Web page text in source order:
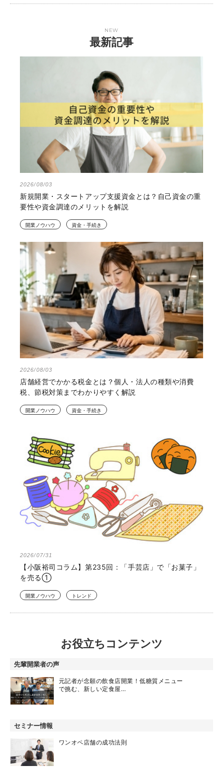
NEW
最新記事
2026/08/03
新規開業・スタートアップ支援資金とは？自己資金の重
要性や資金調達のメリットを解説
開業ノウハウ 資金・手続き
2026/08/03
店舗経営でかかる税金とは？個人・法人の種類や消費
税、節税対策までわかりやすく解説
開業ノウハウ 資金・手続き
2026/07/31
【小阪裕司コラム】第235回：「手芸店」で「お菓子」
を売る①
開業ノウハウ トレンド
お役立ちコンテンツ
先輩開業者の声
元記者が念願の飲食店開業！低糖質メニュー
で挑む、新しい定食屋…
セミナー情報
ワンオペ店舗の成功法則